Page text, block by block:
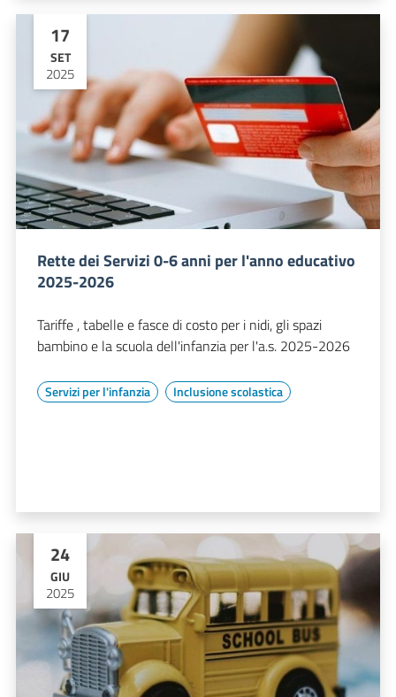
17
SET
2025
Rette dei Servizi 0-6 anni per l'anno educativo
2025-2026
Tariffe , tabelle e fasce di costo per i nidi, gli spazi
bambino e la scuola dell'infanzia per l'a.s. 2025-2026
Servizi per l'infanzia Inclusione scolastica
24
GIU
2025